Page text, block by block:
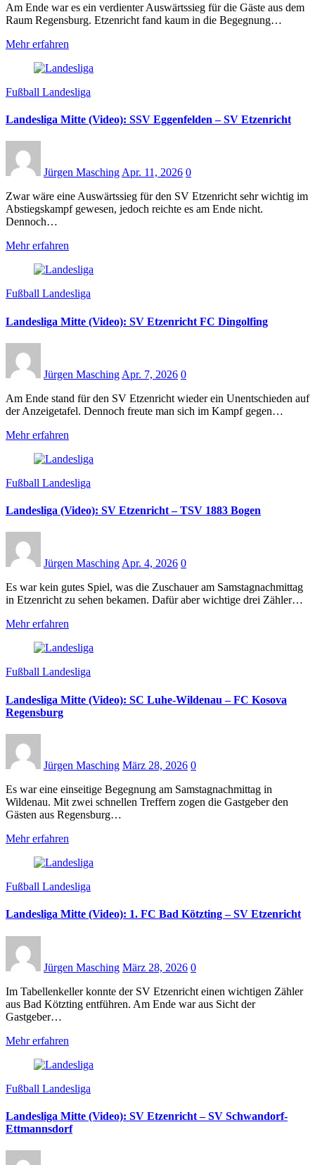
Am Ende war es ein verdienter Auswärtssieg für die Gäste aus dem
Raum Regensburg. Etzenricht fand kaum in die Begegnung…
Mehr erfahren
Fußball Landesliga
Landesliga Mitte (Video): SSV Eggenfelden – SV Etzenricht
Jürgen MaschingApr. 11, 2026 0
Zwar wäre eine Auswärtssieg für den SV Etzenricht sehr wichtig im
Abstiegskampf gewesen, jedoch reichte es am Ende nicht.
Dennoch…
Mehr erfahren
Fußball Landesliga
Landesliga Mitte (Video): SV Etzenricht FC Dingolfing
Jürgen Masching Apr. 7, 2026 0
Am Ende stand für den SV Etzenricht wieder ein Unentschieden auf
der Anzeigetafel. Dennoch freute man sich im Kampf gegen…
Mehr erfahren
Fußball Landesliga
Landesliga (Video): SV Etzenricht – TSV 1883 Bogen
Jürgen MaschingApr. 4, 2026 0
Es war kein gutes Spiel, was die Zuschauer am Samstagnachmittag
in Etzenricht zu sehen bekamen. Dafür aber wichtige drei Zähler…
Mehr erfahren
Fußball Landesliga
Landesliga Mitte (Video): SC Luhe-Wildenau – FC Kosova
Regensburg
Jürgen Masching März 28, 2026 0
Es war eine einseitige Begegnung am Samstagnachmittag in
Wildenau. Mit zwei schnellen Treffern zogen die Gastgeber den
Gästen aus Regensburg…
Mehr erfahren
Fußball Landesliga
Landesliga Mitte (Video): 1. FC Bad Kötzting – SV Etzenricht
Jürgen Masching März 28, 2026 0
Im Tabellenkeller konnte der SV Etzenricht einen wichtigen Zähler
aus Bad Kötzting entführen. Am Ende war aus Sicht der
Gastgeber…
Mehr erfahren
Fußball Landesliga
Landesliga Mitte (Video): SV Etzenricht – SV Schwandorf-
Ettmannsdorf